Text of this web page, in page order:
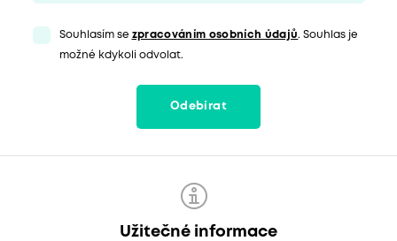
Souhlasím se zpracováním osobních údajů. Souhlas je
možné kdykoli odvolat.
Odebírat
Užitečné informace